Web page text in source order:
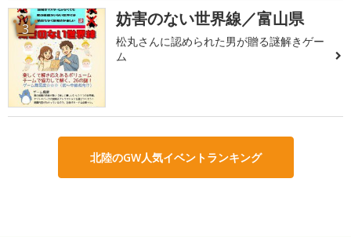
3 妨害のない世界線／富山県
松丸さんに認められた男が贈る謎解きゲー
ム
北陸のGW人気イベントランキング